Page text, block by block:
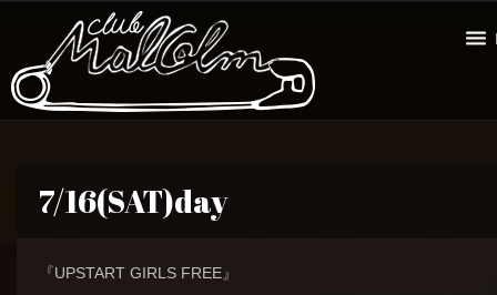
7/16(SAT)day
『UPSTART GIRLS FREE』